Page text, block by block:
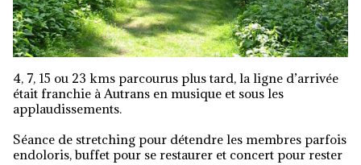
4, 7, 15 ou 23 kms parcourus plus tard, la ligne d’arrivée
était franchie à Autrans en musique et sous les
applaudissements.
Séance de stretching pour détendre les membres parfois
endoloris, buffet pour se restaurer et concert pour rester